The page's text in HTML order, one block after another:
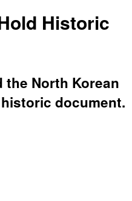
Historic
the North Korean
document.